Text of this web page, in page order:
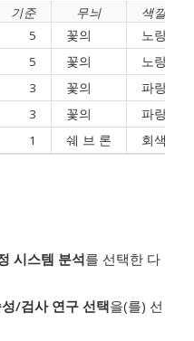
기준 무늬
색깔
5 꽃의
노랑
5 꽃의
노랑
3 꽃의
파랑
3 꽃의
파랑
1 쉐 브 론 회색
시스템 분석를 선택한 다
/검사 연구 선택을(를) 선